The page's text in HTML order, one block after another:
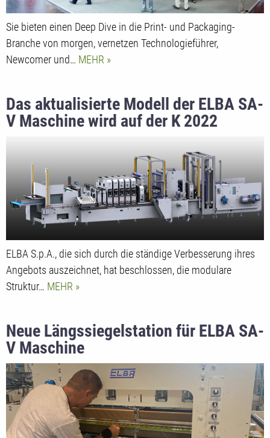
Sie bieten einen Deep Dive in die Print- und Packaging-
Branche von morgen, vernetzen Technologieführer,
Newcomer und… MEHR
Das aktualisierte Modell der ELBA SA-
V Maschine wird auf der K 2022
ELBA S.p.A., die sich durch die ständige Verbesserung ihres
Angebots auszeichnet, hat beschlossen, die modulare
Struktur… MEHR
Neue Längssiegelstation für ELBA SA-
V Maschine